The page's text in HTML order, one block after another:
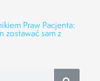
Praw Pacjenta:
zostawać sam z